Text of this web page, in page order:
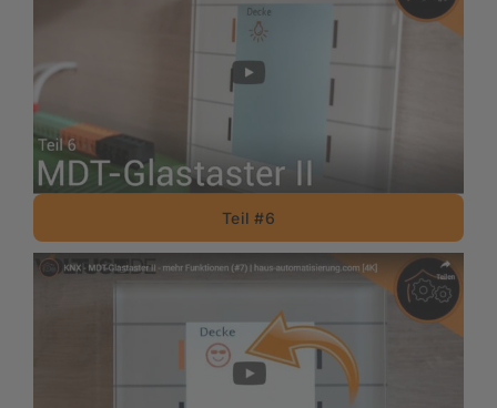
Teil #6